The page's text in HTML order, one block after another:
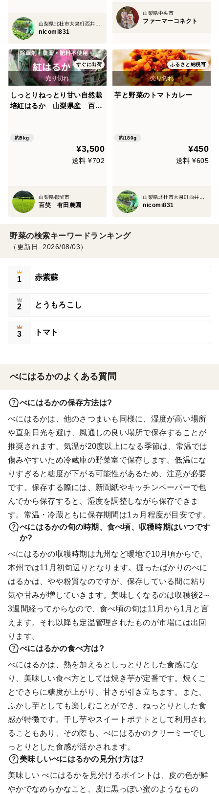
nicomi831
山梨県中央市
ファーマーコネクト
すぐに出荷
しっとりねっとり甘い自然栽
培紅はるか 山梨県産 百笑
約5kg
¥3,500
送料 ¥702
山梨県都留市
百笑 有田農園
ふるさと納税可
芋と野菜のトマトカレー
約180g
¥450
送料 ¥605
nicomi831
野菜の検索キーワードランキング
（更新日: 2026/08/03）
1 赤紫蘇
2 とうもろこし
3 トマト
べにはるかのよくある質問
べにはるかの保存方法は?
べにはるかは、他のさつまいも同様に、湿度が高い場所
や直射日光を避け、風通しの良い場所で保存することが
推奨されます。気温が20度以上になる季節は、常温では
傷みやすいため冷蔵庫の野菜室で保存します。低温にな
りすぎると糖度が下がる可能性があるため、注意が必要
です。保存する際には、新聞紙やキッチンペーパーで包
んでから保存すると、湿度を調整しながら保存できま
す。常温・冷蔵ともに保存期間は1ヵ月程度が目安です。
べにはるかの旬の時期、食べ頃、収穫時期はいつです
か?
べにはるかの収穫時期は九州など暖地で10月頃からで、
本州では11月初旬辺りとなります。掘ったばかりのべに
はるかは、やや粉質なのですが、保存している間に粘り
気や甘みが増していきます。美味しくなるのは収穫後2～
3週間経ってからなので、食べ頃の旬は11月から1月と言
えます。それ以降も定温管理されたものが市場には出回
ります。
べにはるかの食べ方は?
べにはるかは、熱を加えるとしっとりとした食感にな
り、美味しい食べ方としては焼き芋が定番です。焼くこ
とでさらに糖度が上がり、甘さが引き立ちます。また、
ふかし芋としても楽しむことができ、ねっとりとした食
感が特徴です。干し芋やスイートポテトとして利用され
ることもあり、その際も、べにはるかのクリーミーでし
っとりとした食感が活かされます。
美味しいべにはるかの見分け方は?
美味しい べにはるかを見分けるポイントは、皮の色が鮮
やかでなめらかなこと、皮に黒っぽい蜜のようなもの